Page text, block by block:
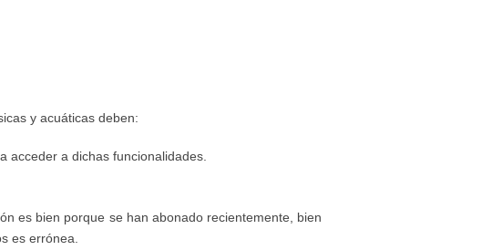
y acuáticas deben:
acceder a dichas funcionalidades.
es bien porque se han abonado recientemente, bien
es errónea.